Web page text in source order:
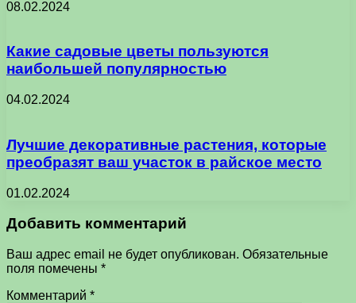
08.02.2024
Какие садовые цветы пользуются
наибольшей популярностью
04.02.2024
Лучшие декоративные растения, которые
преобразят ваш участок в райское место
01.02.2024
Добавить комментарий
Ваш адрес email не будет опубликован. Обязательные
поля помечены *
Комментарий *